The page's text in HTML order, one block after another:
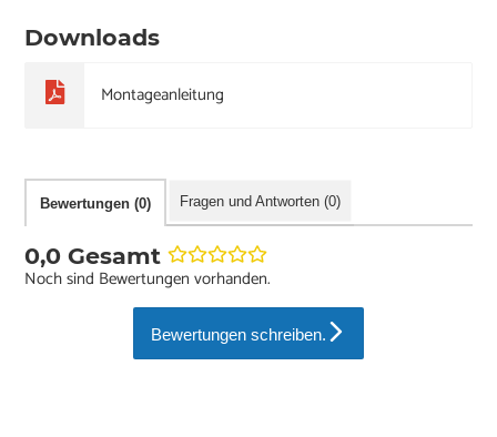
Downloads
Montageanleitung
Bewertungen (0) Fragen und Antworten (0)
0,0 Gesamt
Noch sind Bewertungen vorhanden.
Bewertungen schreiben.